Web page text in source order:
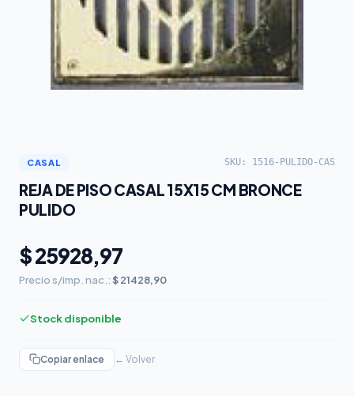
CASAL SKU: 1516-PULIDO-CAS
REJA DE PISO CASAL 15X15 CM BRONCE
PULIDO
$ 25928,97
Precio s/imp. nac.: $ 21428,90
Stock disponible
Copiar enlace ← Volver